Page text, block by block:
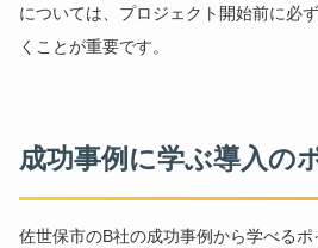
については、プロジェクト開始前に必
くことが重要です。
成功事例に学ぶ導入の
佐世保市のB社の成功事例から学べる